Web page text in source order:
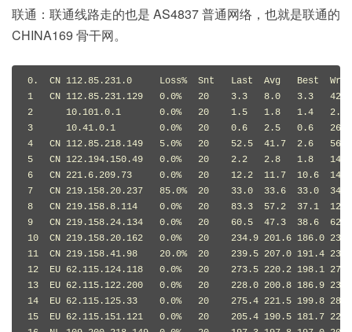
联通：联通线路走的也是 AS4837 普通网络，也就是联通的
CHINA169 骨干网。
0.  CN 112.85.231.0     Loss%  Snt   Last  Avg   Best
1   CN 112.85.231.129   0.0%   20    3.3   8.0   3.3   42.7
2      10.101.0.1       0.0%   20    1.5   1.8   1.4
3      10.41.0.1        0.0%   20    0.6   2.5   0.6
4   CN 112.85.218.149   5.0%   20    52.5  41.7  2.6   56.6
5   CN 122.194.150.49   0.0%   20    2.2   2.8   1.8   14.7
6   CN 221.6.209.73     0.0%   20    12.2  11.7  10.6  14.6
7   CN 219.158.20.237   85.0%  20    33.0  33.6  33.0  34.7
8   CN 219.158.8.114    0.0%   20    83.3  57.2  37.1  123.9
9   CN 219.158.24.134   0.0%   20    60.5  47.3  38.6  62.4
10  CN 219.158.20.162   0.0%   20    234.9 201.6 186.0
11  CN 219.158.41.98    20.0%  20    239.5 207.0 191.4
12  EU 62.115.124.118   0.0%   20    273.5 220.2 198.1
13  EU 62.115.122.200   0.0%   20    228.0 200.8 186.9
14  EU 62.115.125.33    0.0%   20    275.4 221.5 199.8
15  EU 62.115.151.121   0.0%   20    205.4 190.5 181.7